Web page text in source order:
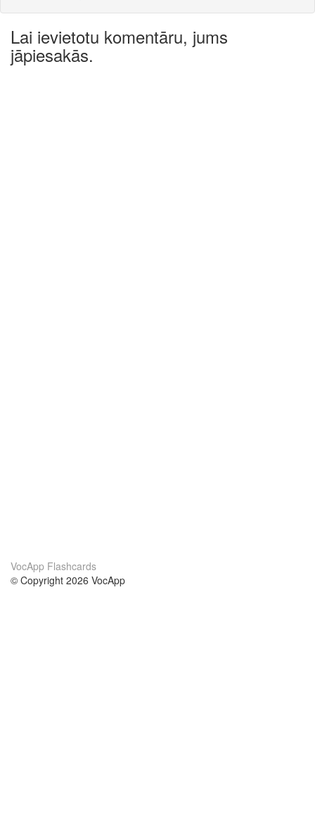
Lai ievietotu komentāru, jums
jāpiesakās.
VocApp Flashcards
© Copyright 2026 VocApp